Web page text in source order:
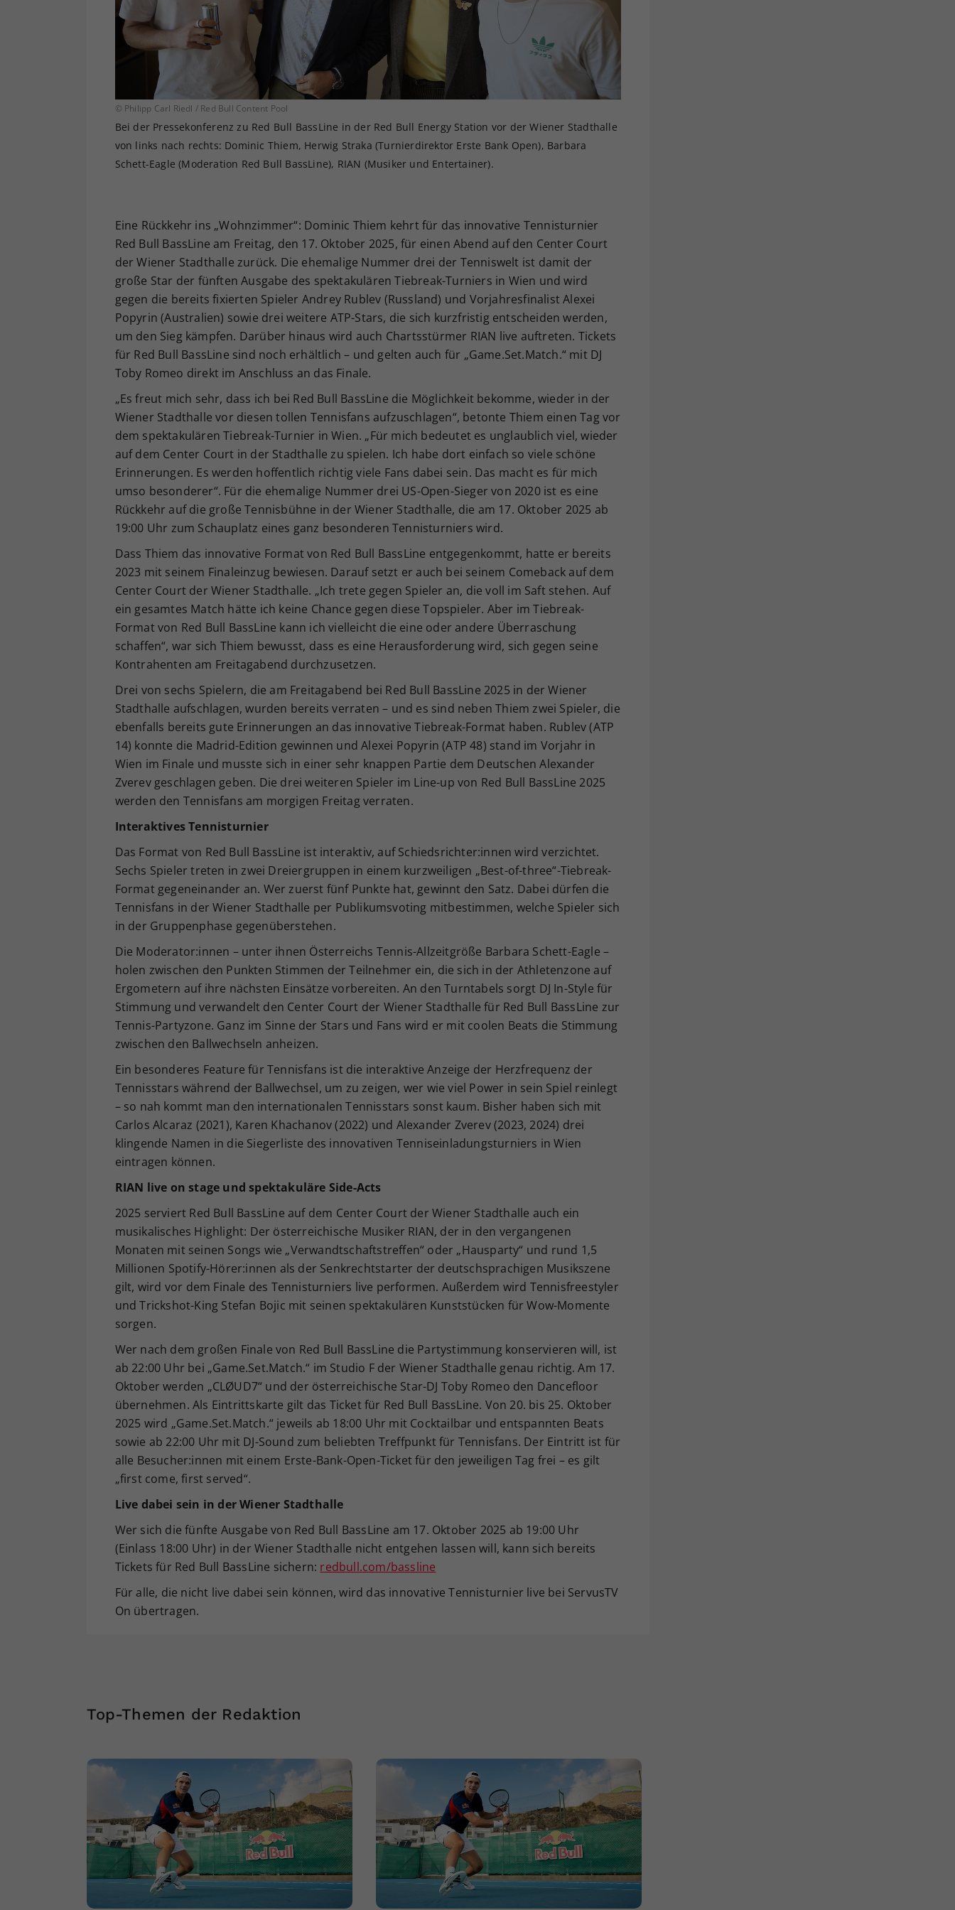
© Philipp Carl Riedl / Red Bull Content Pool
Bei der Pressekonferenz zu Red Bull BassLine in der Red Bull Energy Station vor der Wiener Stadthalle
von links nach rechts: Dominic Thiem, Herwig Straka (Turnierdirektor Erste Bank Open), Barbara
Schett-Eagle (Moderation Red Bull BassLine), RIAN (Musiker und Entertainer).
Eine Rückkehr ins „Wohnzimmer“: Dominic Thiem kehrt für das innovative Tennisturnier
Red Bull BassLine am Freitag, den 17. Oktober 2025, für einen Abend auf den Center Court
der Wiener Stadthalle zurück. Die ehemalige Nummer drei der Tenniswelt ist damit der
große Star der fünften Ausgabe des spektakulären Tiebreak-Turniers in Wien und wird
gegen die bereits fixierten Spieler Andrey Rublev (Russland) und Vorjahresfinalist Alexei
Popyrin (Australien) sowie drei weitere ATP-Stars, die sich kurzfristig entscheiden werden,
um den Sieg kämpfen. Darüber hinaus wird auch Chartsstürmer RIAN live auftreten. Tickets
für Red Bull BassLine sind noch erhältlich – und gelten auch für „Game.Set.Match.“ mit DJ
Toby Romeo direkt im Anschluss an das Finale.
„Es freut mich sehr, dass ich bei Red Bull BassLine die Möglichkeit bekomme, wieder in der
Wiener Stadthalle vor diesen tollen Tennisfans aufzuschlagen“, betonte Thiem einen Tag vor
dem spektakulären Tiebreak-Turnier in Wien. „Für mich bedeutet es unglaublich viel, wieder
auf dem Center Court in der Stadthalle zu spielen. Ich habe dort einfach so viele schöne
Erinnerungen. Es werden hoffentlich richtig viele Fans dabei sein. Das macht es für mich
umso besonderer“. Für die ehemalige Nummer drei US-Open-Sieger von 2020 ist es eine
Rückkehr auf die große Tennisbühne in der Wiener Stadthalle, die am 17. Oktober 2025 ab
19:00 Uhr zum Schauplatz eines ganz besonderen Tennisturniers wird.
Dass Thiem das innovative Format von Red Bull BassLine entgegenkommt, hatte er bereits
2023 mit seinem Finaleinzug bewiesen. Darauf setzt er auch bei seinem Comeback auf dem
Center Court der Wiener Stadthalle. „Ich trete gegen Spieler an, die voll im Saft stehen. Auf
ein gesamtes Match hätte ich keine Chance gegen diese Topspieler. Aber im Tiebreak-
Format von Red Bull BassLine kann ich vielleicht die eine oder andere Überraschung
schaffen“, war sich Thiem bewusst, dass es eine Herausforderung wird, sich gegen seine
Kontrahenten am Freitagabend durchzusetzen.
Drei von sechs Spielern, die am Freitagabend bei Red Bull BassLine 2025 in der Wiener
Stadthalle aufschlagen, wurden bereits verraten – und es sind neben Thiem zwei Spieler, die
ebenfalls bereits gute Erinnerungen an das innovative Tiebreak-Format haben. Rublev (ATP
14) konnte die Madrid-Edition gewinnen und Alexei Popyrin (ATP 48) stand im Vorjahr in
Wien im Finale und musste sich in einer sehr knappen Partie dem Deutschen Alexander
Zverev geschlagen geben. Die drei weiteren Spieler im Line-up von Red Bull BassLine 2025
werden den Tennisfans am morgigen Freitag verraten.
Interaktives Tennisturnier
Das Format von Red Bull BassLine ist interaktiv, auf Schiedsrichter:innen wird verzichtet.
Sechs Spieler treten in zwei Dreiergruppen in einem kurzweiligen „Best-of-three“-Tiebreak-
Format gegeneinander an. Wer zuerst fünf Punkte hat, gewinnt den Satz. Dabei dürfen die
Tennisfans in der Wiener Stadthalle per Publikumsvoting mitbestimmen, welche Spieler sich
in der Gruppenphase gegenüberstehen.
Die Moderator:innen – unter ihnen Österreichs Tennis-Allzeitgröße Barbara Schett-Eagle –
holen zwischen den Punkten Stimmen der Teilnehmer ein, die sich in der Athletenzone auf
Ergometern auf ihre nächsten Einsätze vorbereiten. An den Turntabels sorgt DJ In-Style für
Stimmung und verwandelt den Center Court der Wiener Stadthalle für Red Bull BassLine zur
Tennis-Partyzone. Ganz im Sinne der Stars und Fans wird er mit coolen Beats die Stimmung
zwischen den Ballwechseln anheizen.
Ein besonderes Feature für Tennisfans ist die interaktive Anzeige der Herzfrequenz der
Tennisstars während der Ballwechsel, um zu zeigen, wer wie viel Power in sein Spiel reinlegt
– so nah kommt man den internationalen Tennisstars sonst kaum. Bisher haben sich mit
Carlos Alcaraz (2021), Karen Khachanov (2022) und Alexander Zverev (2023, 2024) drei
klingende Namen in die Siegerliste des innovativen Tenniseinladungsturniers in Wien
eintragen können.
RIAN live on stage und spektakuläre Side-Acts
2025 serviert Red Bull BassLine auf dem Center Court der Wiener Stadthalle auch ein
musikalisches Highlight: Der österreichische Musiker RIAN, der in den vergangenen
Monaten mit seinen Songs wie „Verwandtschaftstreffen“ oder „Hausparty“ und rund 1,5
Millionen Spotify-Hörer:innen als der Senkrechtstarter der deutschsprachigen Musikszene
gilt, wird vor dem Finale des Tennisturniers live performen. Außerdem wird Tennisfreestyler
und Trickshot-King Stefan Bojic mit seinen spektakulären Kunststücken für Wow-Momente
sorgen.
Wer nach dem großen Finale von Red Bull BassLine die Partystimmung konservieren will, ist
ab 22:00 Uhr bei „Game.Set.Match.“ im Studio F der Wiener Stadthalle genau richtig. Am 17.
Oktober werden „CLØUD7“ und der österreichische Star-DJ Toby Romeo den Dancefloor
übernehmen. Als Eintrittskarte gilt das Ticket für Red Bull BassLine. Von 20. bis 25. Oktober
2025 wird „Game.Set.Match.“ jeweils ab 18:00 Uhr mit Cocktailbar und entspannten Beats
sowie ab 22:00 Uhr mit DJ-Sound zum beliebten Treffpunkt für Tennisfans. Der Eintritt ist für
alle Besucher:innen mit einem Erste-Bank-Open-Ticket für den jeweiligen Tag frei – es gilt
„first come, first served“.
Live dabei sein in der Wiener Stadthalle
Wer sich die fünfte Ausgabe von Red Bull BassLine am 17. Oktober 2025 ab 19:00 Uhr
(Einlass 18:00 Uhr) in der Wiener Stadthalle nicht entgehen lassen will, kann sich bereits
Tickets für Red Bull BassLine sichern: redbull.com/bassline
Für alle, die nicht live dabei sein können, wird das innovative Tennisturnier live bei ServusTV
On übertragen.
Top-Themen der Redaktion
Ihrer vorgenommen Einstellungen, falls der
Webseiten-Betreiber dies eingestellt hat.